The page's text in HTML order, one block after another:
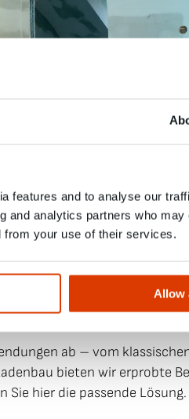
features and to analyse our
and analytics partners who may
from your use of their services.
Allow
ab – vom
bieten wir erprobte
hier die passende Lösung.